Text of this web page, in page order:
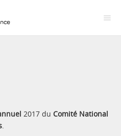
2017 du Comité National